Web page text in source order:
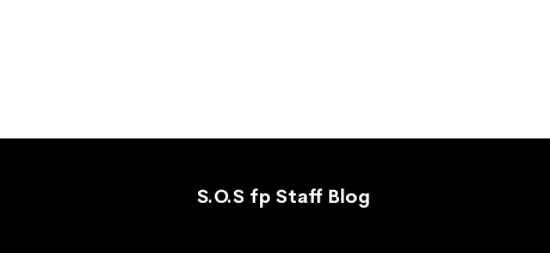
S.O.S fp Staff Blog